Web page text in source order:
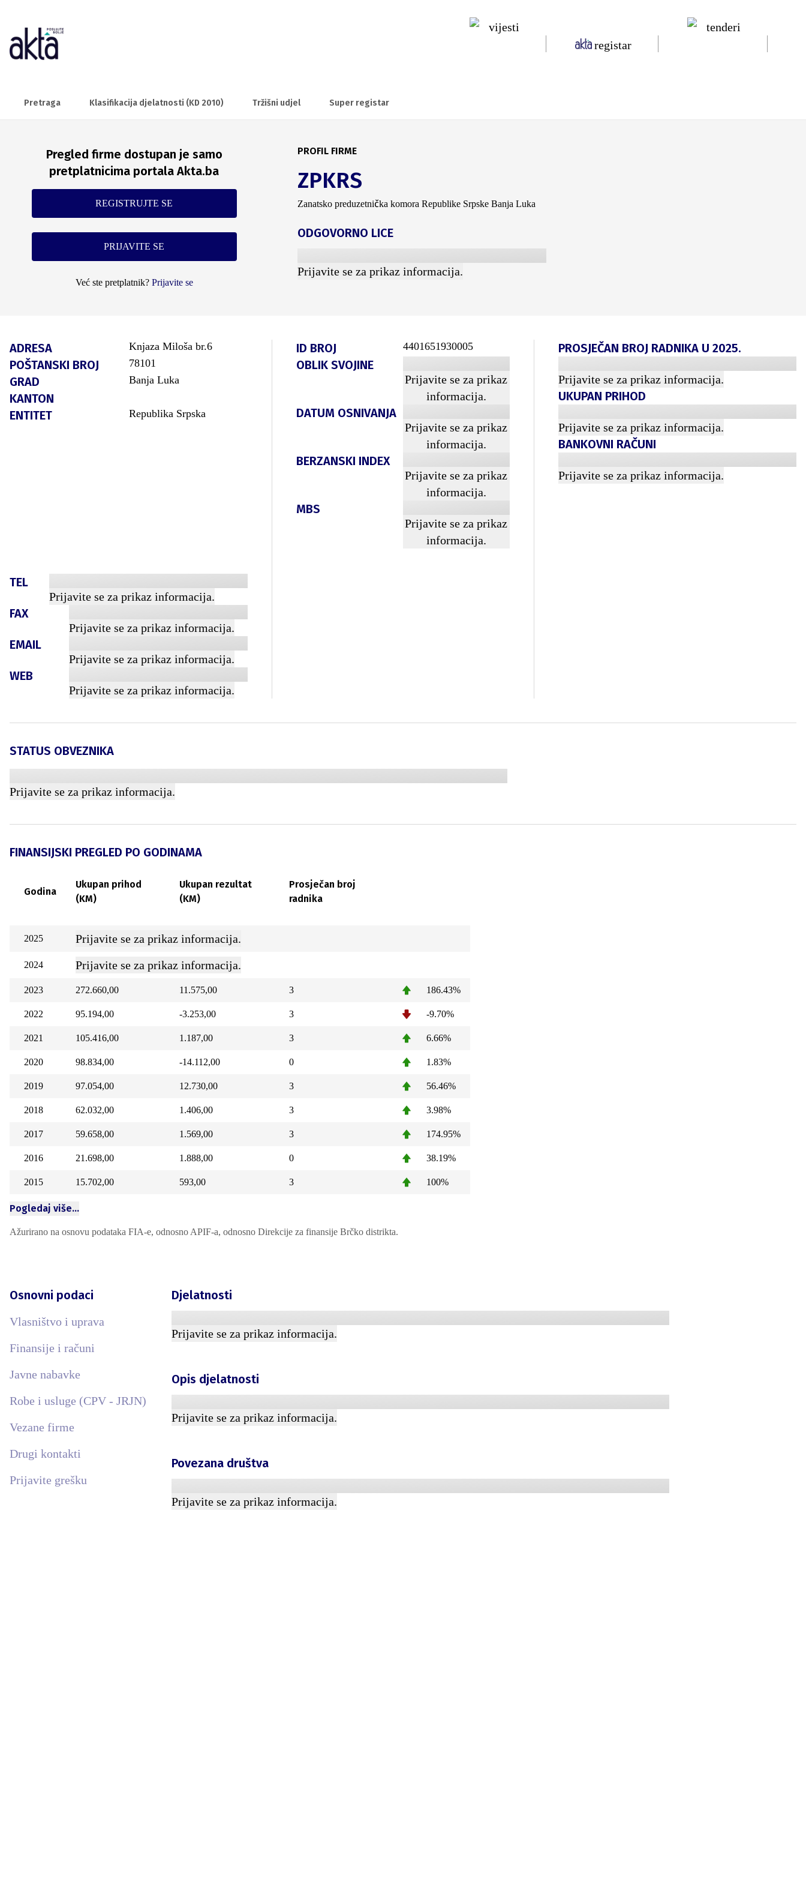
vijesti
registar
tenderi
Pretraga Klasifikacija djelatnosti (KD 2010) Tržišni udjel Super registar
Pregled firme dostupan je samo
pretplatnicima portala Akta.ba
REGISTRUJTE SE
PRIJAVITE SE
Već ste pretplatnik? Prijavite se
PROFIL FIRME
ZPKRS
Zanatsko preduzetnička komora Republike Srpske Banja Luka
ODGOVORNO LICE
Prijavite se za prikaz informacija.
ADRESA Knjaza Miloša br.6
POŠTANSKI BROJ 78101
GRAD Banja Luka
KANTON
ENTITET
Republika Srpska
TEL
Prijavite se za prikaz informacija.
FAX
Prijavite se za prikaz informacija.
EMAIL
Prijavite se za prikaz informacija.
WEB
Prijavite se za prikaz informacija.
ID BROJ 4401651930005
OBLIK SVOJINE
Prijavite se za prikaz
informacija.
DATUM OSNIVANJA
Prijavite se za prikaz
informacija.
BERZANSKI INDEX
Prijavite se za prikaz
informacija.
MBS
Prijavite se za prikaz
informacija.
PROSJEČAN BROJ RADNIKA U 2025.
Prijavite se za prikaz informacija.
UKUPAN PRIHOD
Prijavite se za prikaz informacija.
BANKOVNI RAČUNI
Prijavite se za prikaz informacija.
STATUS OBVEZNIKA
Prijavite se za prikaz informacija.
FINANSIJSKI PREGLED PO GODINAMA
Godina
Ukupan prihod
(KM)
Ukupan rezultat
(KM)
Prosječan broj
radnika
2025 Prijavite se za prikaz informacija.
2024 Prijavite se za prikaz informacija.
2023 272.660,00 11.575,00 3 186.43%
2022 95.194,00 -3.253,00 3 -9.70%
2021 105.416,00 1.187,00 3 6.66%
2020 98.834,00 -14.112,00 0 1.83%
2019 97.054,00 12.730,00 3 56.46%
2018 62.032,00 1.406,00 3 3.98%
2017 59.658,00 1.569,00 3 174.95%
2016 21.698,00 1.888,00 0 38.19%
2015 15.702,00 593,00 3 100%
Pogledaj više…
Ažurirano na osnovu podataka FIA-e, odnosno APIF-a, odnosno Direkcije za finansije Brčko distrikta.
Osnovni podaci
Vlasništvo i uprava
Finansije i računi
Javne nabavke
Robe i usluge (CPV - JRJN)
Vezane firme
Drugi kontakti
Prijavite grešku
Djelatnosti
Prijavite se za prikaz informacija.
Opis djelatnosti
Prijavite se za prikaz informacija.
Povezana društva
Prijavite se za prikaz informacija.